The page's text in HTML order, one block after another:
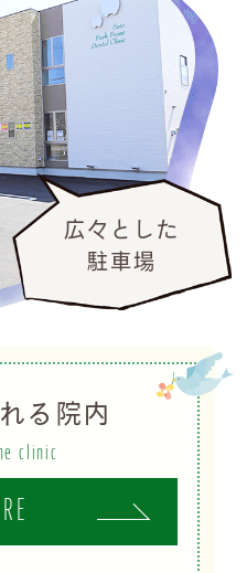
広々とした
駐車場
る院内
clinic